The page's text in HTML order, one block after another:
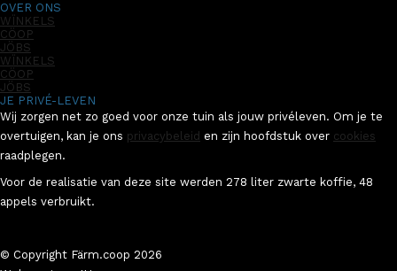
OVER ONS
WÏNKELS
CÖOP
JÖBS
WÏNKELS
CÖOP
JÖBS
JE PRIVÉ-LEVEN
Wij zorgen net zo goed voor onze tuin als jouw privéleven. Om je te
overtuigen, kan je ons privacybeleid en zijn hoofdstuk over cookies
raadplegen.
Voor de realisatie van deze site werden 278 liter zwarte koffie, 48
appels verbruikt.
© Copyright Färm.coop 2026